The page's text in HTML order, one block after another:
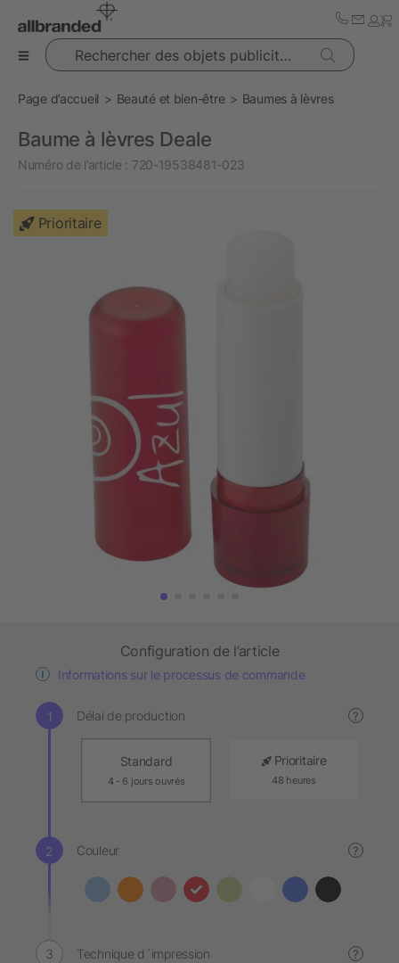
Rechercher des objets publicitaires
Page d’accueil Beauté et bien-être Baumes à lèvres
Baume à lèvres Deale
Numéro de l’article : 720-19538481-023
Prioritaire
Configuration de l’article
Informations sur le processus de commande
Délai de production ?
Standard
4 - 6 jours ouvrés
Prioritaire
48 heures
Couleur ?
Technique d´impression ?